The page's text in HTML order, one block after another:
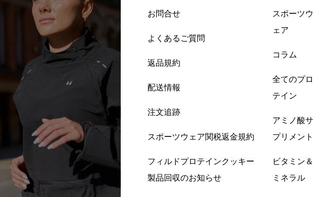
お問合せ
よくあるご質問
返品規約
配送情報
注文追跡
スポーツウェア関税返金規約
フィルドプロテインクッキー
製品回収のお知らせ
スポーツウ
ェア
コラム
全てのプロ
テイン
アミノ酸サ
プリメント
ビタミン＆
ミネラル